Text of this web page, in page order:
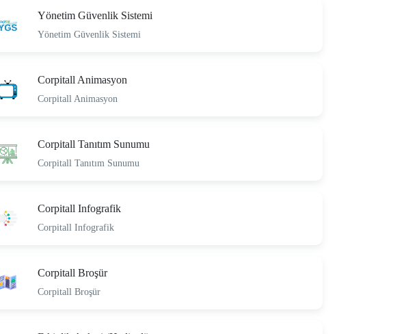
Yönetim Güvenlik Sistemi
Yönetim Güvenlik Sistemi
Corpitall Animasyon
Corpitall Animasyon
Corpitall Tanıtım Sunumu
Corpitall Tanıtım Sunumu
Corpitall Infografik
Corpitall Infografik
Corpitall Broşür
Corpitall Broşür